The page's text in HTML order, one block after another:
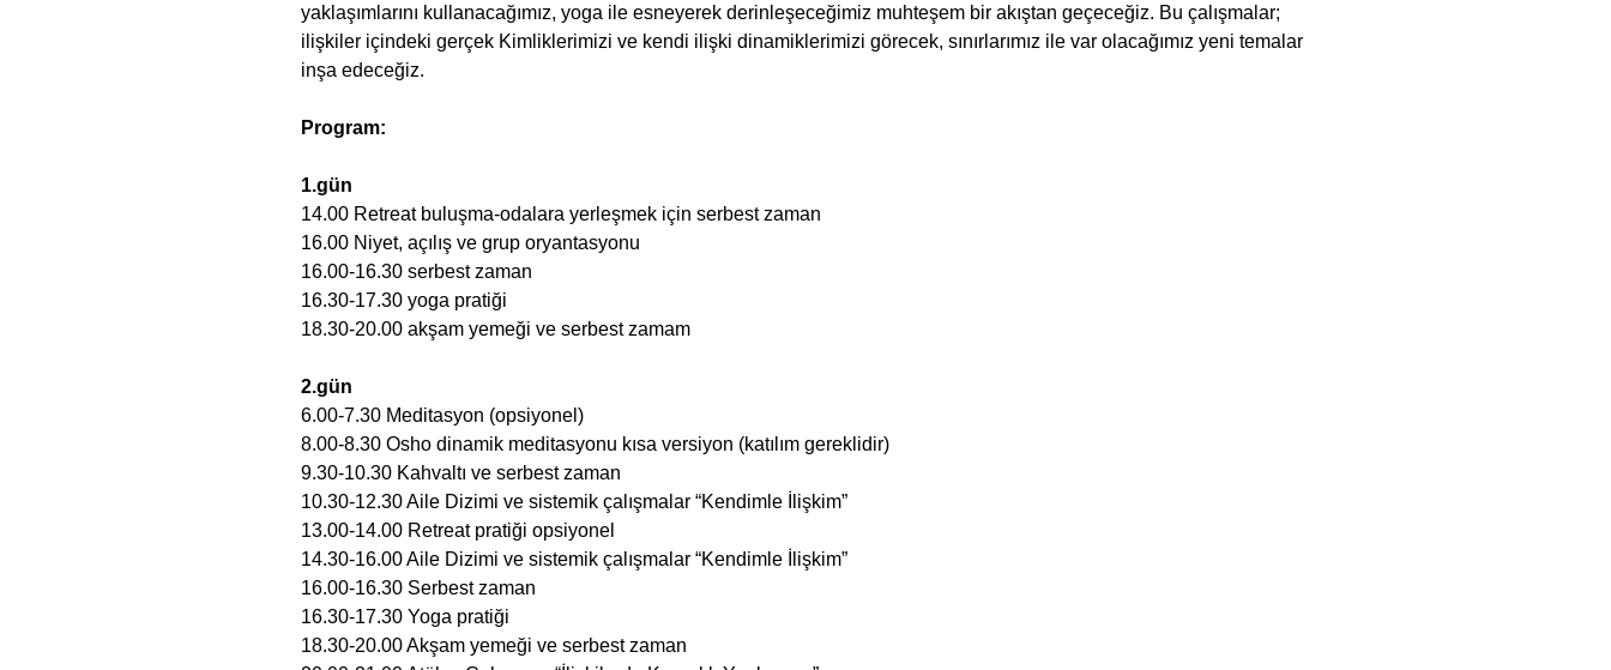
yaklaşımlarını kullanacağımız, yoga ile esneyerek derinleşeceğimiz muhteşem bir akıştan geçeceğiz. Bu çalışmalar;
ilişkiler içindeki gerçek Kimliklerimizi ve kendi ilişki dinamiklerimizi görecek, sınırlarımız ile var olacağımız yeni temalar
inşa edeceğiz.
Program:
1.gün
14.00 Retreat buluşma-odalara yerleşmek için serbest zaman
16.00 Niyet, açılış ve grup oryantasyonu
16.00-16.30 serbest zaman
16.30-17.30 yoga pratiği
18.30-20.00 akşam yemeği ve serbest zamam
2.gün
6.00-7.30 Meditasyon (opsiyonel)
8.00-8.30 Osho dinamik meditasyonu kısa versiyon (katılım gereklidir)
9.30-10.30 Kahvaltı ve serbest zaman
10.30-12.30 Aile Dizimi ve sistemik çalışmalar “Kendimle İlişkim”
13.00-14.00 Retreat pratiği opsiyonel
14.30-16.00 Aile Dizimi ve sistemik çalışmalar “Kendimle İlişkim”
16.00-16.30 Serbest zaman
16.30-17.30 Yoga pratiği
18.30-20.00 Akşam yemeği ve serbest zaman